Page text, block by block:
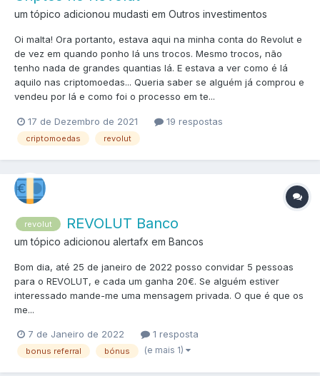
um tópico adicionou mudasti em Outros investimentos
Oi malta! Ora portanto, estava aqui na minha conta do Revolut e
de vez em quando ponho lá uns trocos. Mesmo trocos, não
tenho nada de grandes quantias lá. E estava a ver como é lá
aquilo nas criptomoedas... Queria saber se alguém já comprou e
vendeu por lá e como foi o processo em te...
17 de Dezembro de 2021 19 respostas
criptomoedas revolut
revolut REVOLUT Banco
um tópico adicionou alertafx em Bancos
Bom dia, até 25 de janeiro de 2022 posso convidar 5 pessoas
para o REVOLUT, e cada um ganha 20€. Se alguém estiver
interessado mande-me uma mensagem privada. O que é que os
me...
7 de Janeiro de 2022 1 resposta
bonus referral bónus (e mais 1)